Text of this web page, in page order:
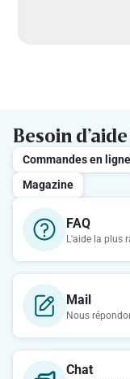
Besoin
Commandes en ligne
Magazine
FAQ
L'aide la plus
Mail
Nous
Chat